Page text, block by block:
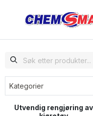
Kategorier
Utvendig rengjøring av